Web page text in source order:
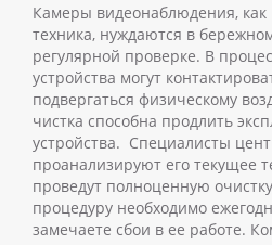
Камеры видеонаблюдения, как
техника, нуждаются в
регулярной проверке. В
устройства могут
подвергаться физическому
чистка способна продлить
устройства. Специалисты
проанализируют его текущее
проведут полноценную
процедуру необходимо
замечаете сбои в ее работе.